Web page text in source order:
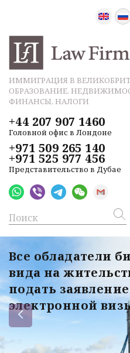
ИММИГРАЦИЯ В
ОБРАЗОВАНИЕ,
ФИНАНСЫ, НАЛОГИ
+44 207 907 1460
Головной офис в Лондоне
+971 509 265 140
+971 525 977 456
Представительство в Дубае
Все обладатели
вида на
подать
электронной